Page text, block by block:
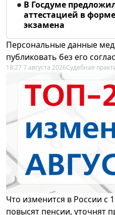
В Госдуме
аттестацией в
экзамена
Персональные данные
публиковать без его
18:27 7 августа 2026Судебная
Что изменится в России с 1
повысят пенсии, уточнят